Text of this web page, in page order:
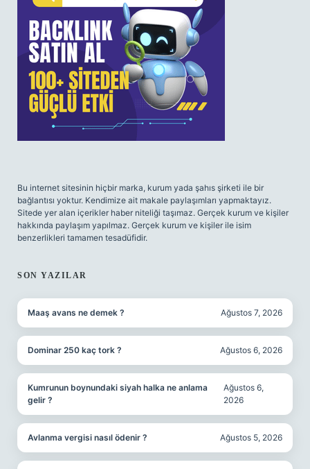
Bu internet sitesinin hiçbir marka, kurum yada şahıs şirketi ile bir
bağlantısı yoktur. Kendimize ait makale paylaşımları yapmaktayız.
Sitede yer alan içerikler haber niteliği taşımaz. Gerçek kurum ve kişiler
hakkında paylaşım yapılmaz. Gerçek kurum ve kişiler ile isim
benzerlikleri tamamen tesadüfidir.
SON YAZILAR
Maaş avans ne demek ? Ağustos 7, 2026
Dominar 250 kaç tork ? Ağustos 6, 2026
Kumrunun boynundaki siyah halka ne anlama
gelir ?
Ağustos 6,
2026
Avlanma vergisi nasıl ödenir ? Ağustos 5, 2026